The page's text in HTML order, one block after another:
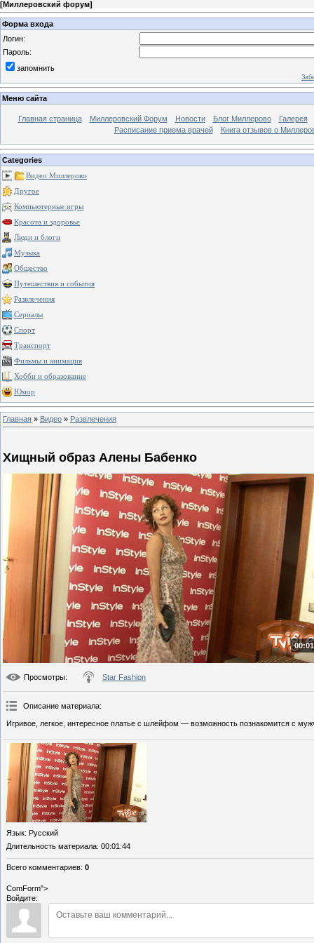
[Миллеровский форум]
Форма входа
Логин:
Пароль:
запомнить
Меню сайта
Главная страница Миллеровский Форум Новости Блог Миллерово
Галерея
Расписание приема врачей
Книга отзывов о
Categories
Видео Миллерово
Другое
Компьютерные игры
Красота и здоровье
Люди и блоги
Музыка
Общество
Путешествия и события
Развлечения
Сериалы
Спорт
Транспорт
Фильмы и анимация
Хобби и образование
Юмор
Главная » Видео » Развлечения
Хищный образ Алены Бабенко
Просмотры: Star Fashion
Описание материала:
Игривое, легкое, интересное платье с шлейфом — возможность познакомится с
Язык: Русский
Длительность материала: 00:01:44
Всего комментариев: 0
ComForm">
Войдите: